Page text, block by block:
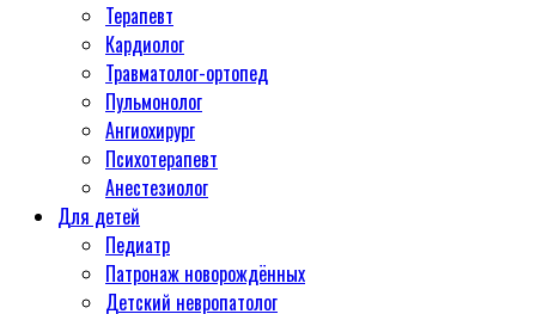
Терапевт
Кардиолог
Травматолог-ортопед
Пульмонолог
Ангиохирург
Психотерапевт
Aнестезиолог
Для детей
Педиатр
Патронаж новорождённых
Детский невропатолог